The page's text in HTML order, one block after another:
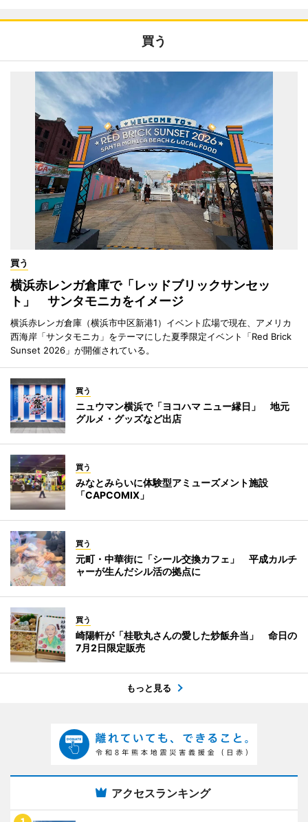
買う
買う
横浜赤レンガ倉庫で「レッドブリックサンセッ
ト」 サンタモニカをイメージ
横浜赤レンガ倉庫（横浜市中区新港1）イベント広場で現在、アメリカ
西海岸「サンタモニカ」をテーマにした夏季限定イベント「Red Brick
Sunset 2026」が開催されている。
買う
ニュウマン横浜で「ヨコハマ ニュー縁日」 地元
グルメ・グッズなど出店
買う
みなとみらいに体験型アミューズメント施設
「CAPCOMIX」
買う
元町・中華街に「シール交換カフェ」 平成カルチ
ャーが生んだシル活の拠点に
買う
崎陽軒が「桂歌丸さんの愛した炒飯弁当」 命日の
7月2日限定販売
もっと見る
アクセスランキング